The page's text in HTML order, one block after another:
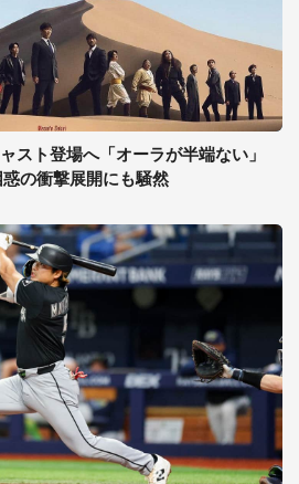
スト登場へ「オーラが半端ない」
の衝撃展開にも騒然